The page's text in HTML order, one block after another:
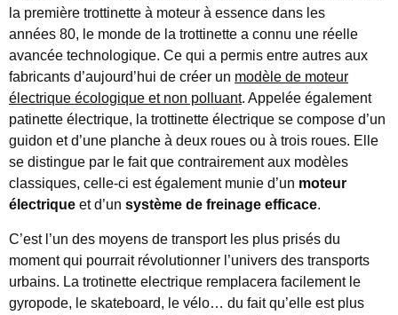
la première trottinette à moteur à essence dans les
années 80, le monde de la trottinette a connu une réelle
avancée technologique. Ce qui a permis entre autres aux
fabricants d’aujourd’hui de créer un modèle de moteur
électrique écologique et non polluant. Appelée également
patinette électrique, la trottinette électrique se compose d’un
guidon et d’une planche à deux roues ou à trois roues. Elle
se distingue par le fait que contrairement aux modèles
classiques, celle-ci est également munie d’un moteur
électrique et d’un système de freinage efficace.
C’est l’un des moyens de transport les plus prisés du
moment qui pourrait révolutionner l’univers des transports
urbains. La trotinette electrique remplacera facilement le
gyropode, le skateboard, le vélo… du fait qu’elle est plus